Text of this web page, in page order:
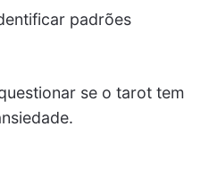
padrões
se o tarot tem